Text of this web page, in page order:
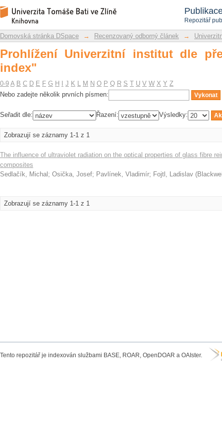
Repozitář
Prohlížení Univerzitní institut dle
Repozitář DSpace/Manakin
Domovská stránka DSpace → Recenzovaný odborný článek →
Prohlížení Univerzitní institut dle
index"
0-9 A B C D E F G H J K L M N O P Q R S T U V W X Y Z
Nebo zadejte několik prvních písmen:
Seřadit dle: Řazení: Výsledky:
Zobrazují se záznamy 1-1 z 1
The influence of ultraviolet radiation on the optical properties of glass fibre
composites
Sedlačík, Michal ; Osička, Josef; Pavlínek, Vladimír; Fojtl, Ladislav (
Zobrazují se záznamy 1-1 z 1
Tento repozitář je indexován službami BASE, ROAR, OpenDOAR a OAIster.